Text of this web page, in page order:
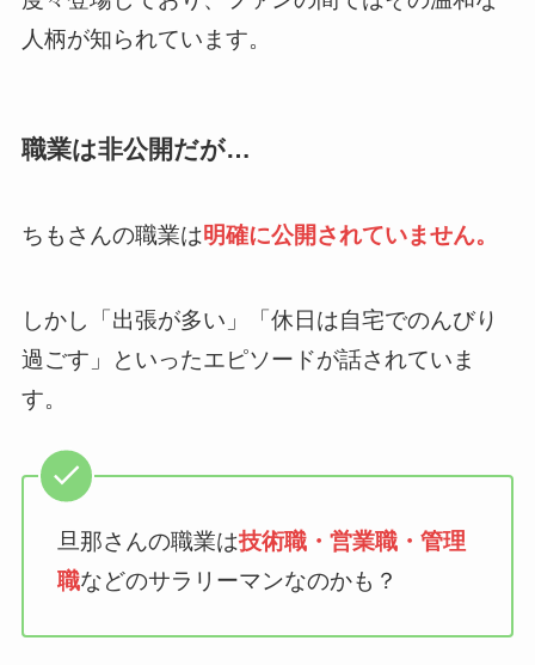
人柄が知られています。
職業は非公開だが…
ちもさんの職業は明確に公開されていません。
しかし「出張が多い」「休日は自宅でのんびり
過ごす」といったエピソードが話されていま
す。
旦那さんの職業は技術職・営業職・管理
職などのサラリーマンなのかも？